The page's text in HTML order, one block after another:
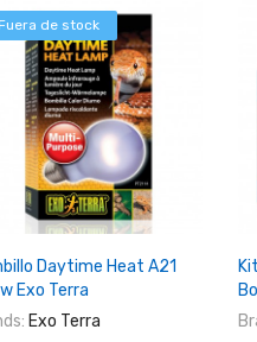
de stock
+ Agregar Al Carrito
Daytime Heat A21
Exo Terra
Exo Terra